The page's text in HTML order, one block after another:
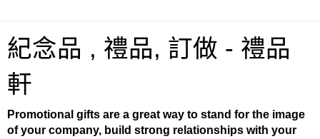
紀念品 , 禮品, 訂做 - 禮品
軒
Promotional gifts are a great way to stand for the image
of your company, build strong relationships with your